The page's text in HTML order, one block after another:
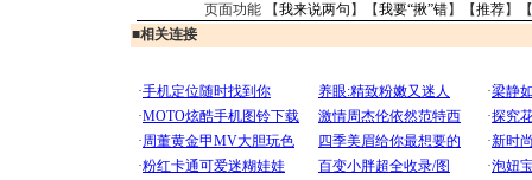
页面功能 【我来说两句 】【我要“揪”错】【推荐】
■相关连接